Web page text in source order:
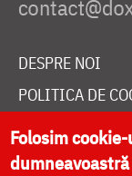
DESPRE NOI
POLITICA DE
DONEAZĂ
Folosim